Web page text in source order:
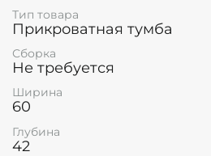
Тип товара
Прикроватная тумба
Сборка
Не требуется
Ширина
60
Глубина
42